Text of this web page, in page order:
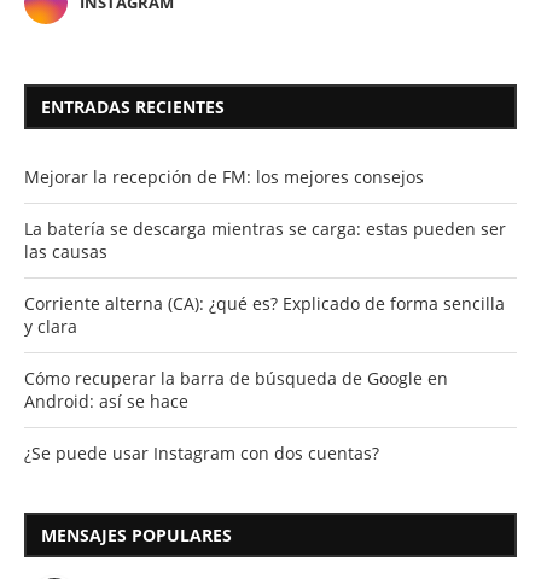
ENTRADAS RECIENTES
Mejorar la recepción de FM: los mejores consejos
La batería se descarga mientras se carga: estas pueden ser
las causas
Corriente alterna (CA): ¿qué es? Explicado de forma sencilla
y clara
Cómo recuperar la barra de búsqueda de Google en
Android: así se hace
¿Se puede usar Instagram con dos cuentas?
MENSAJES POPULARES